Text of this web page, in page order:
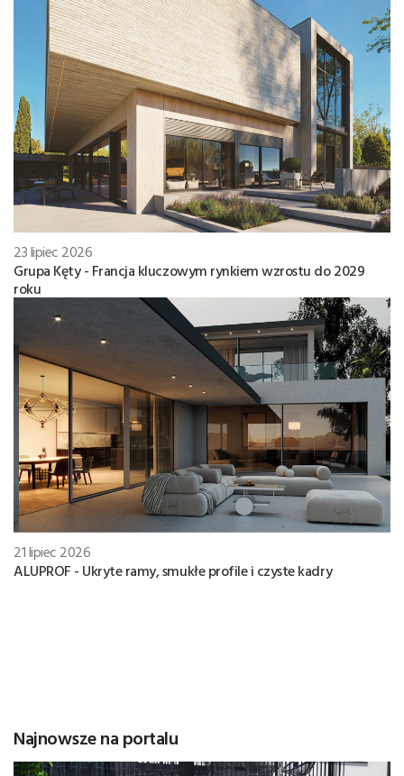
23 lipiec 2026
Grupa Kęty - Francja kluczowym rynkiem wzrostu do 2029
roku
21 lipiec 2026
ALUPROF - Ukryte ramy, smukłe profile i czyste kadry
Najnowsze na portalu